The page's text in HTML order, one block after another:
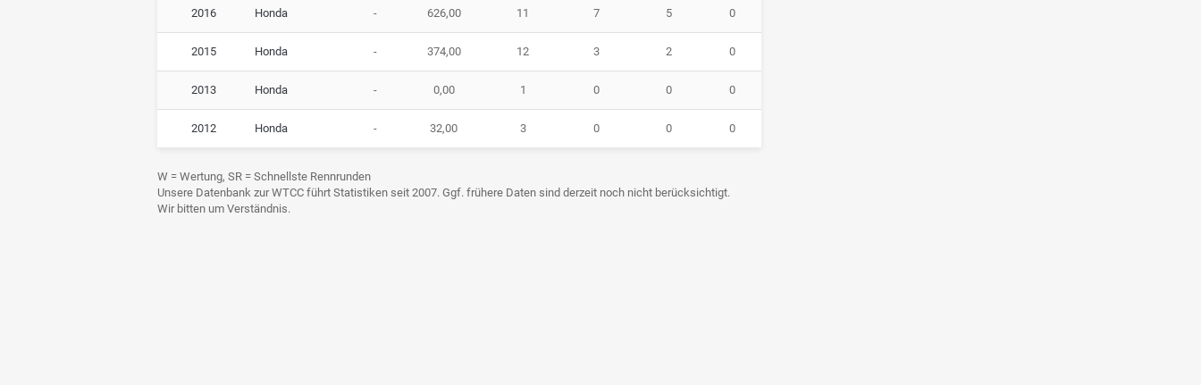
2016 Honda - 626,00 11 7 5 0
2015 Honda - 374,00 12 3 2 0
2013 Honda - 0,00 1 0 0 0
2012 Honda - 32,00 3 0 0 0
W = Wertung, SR = Schnellste Rennrunden
Unsere Datenbank zur WTCC führt Statistiken seit 2007. Ggf. frühere Daten sind derzeit noch nicht berücksichtigt.
Wir bitten um Verständnis.